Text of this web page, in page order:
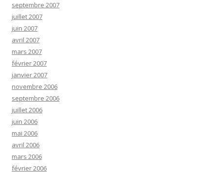
septembre 2007
juillet 2007
juin 2007
avril 2007
mars 2007
février 2007
janvier 2007
novembre 2006
septembre 2006
juillet 2006
juin 2006
mai 2006
avril 2006
mars 2006
février 2006